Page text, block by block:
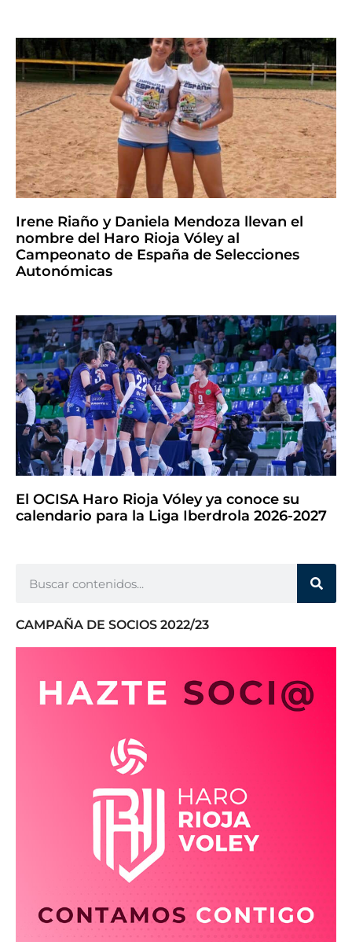
Irene Riaño y Daniela Mendoza llevan el
nombre del Haro Rioja Vóley al
Campeonato de España de Selecciones
Autonómicas
El OCISA Haro Rioja Vóley ya conoce su
calendario para la Liga Iberdrola 2026-2027
CAMPAÑA DE SOCIOS 2022/23